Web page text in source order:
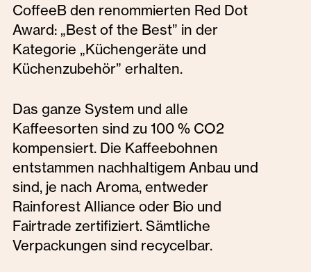
CoffeeB den renommierten Red Dot
Award: „Best of the Best” in der
Kategorie „Küchengeräte und
Küchenzubehör” erhalten.
Das ganze System und alle
Kaffeesorten sind zu 100 % CO2
kompensiert. Die Kaffeebohnen
entstammen nachhaltigem Anbau und
sind, je nach Aroma, entweder
Rainforest Alliance oder Bio und
Fairtrade zertifiziert. Sämtliche
Verpackungen sind recycelbar.